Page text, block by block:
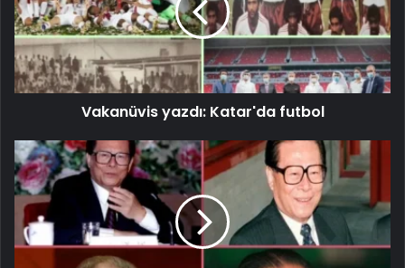
Vakanüvis yazdı: Katar'da futbol